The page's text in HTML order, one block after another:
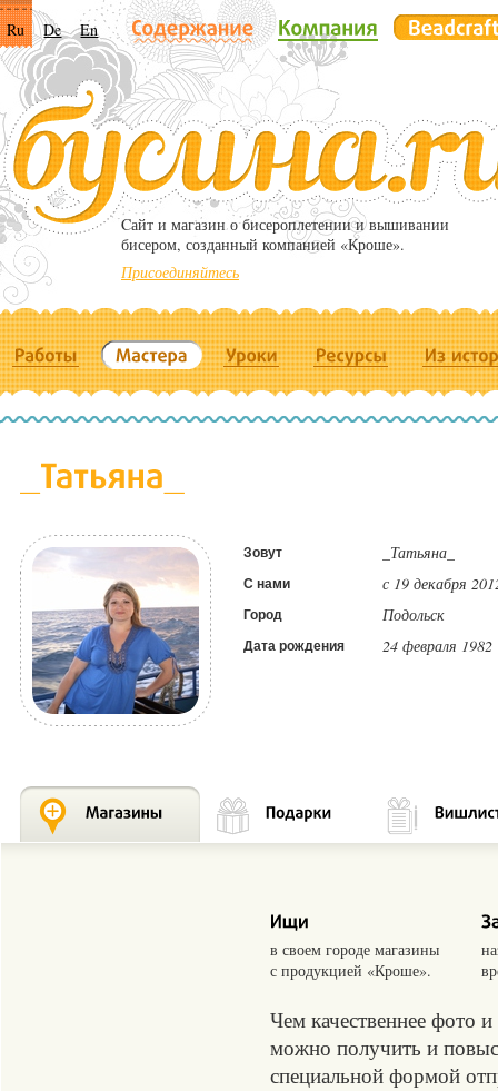
Ru De En
Cайт и магазин о бисероплетении и вышивании
бисером, созданный компанией «Кроше».
Присоединяйтесь
Зовут _Татьяна_
С нами с 19 декабря
Город Подольск
Дата рождения 24 февраля 1982
в своем городе магазины
с продукцией «Кроше».
Чем качественнее фото
можно получить и
специальной формой